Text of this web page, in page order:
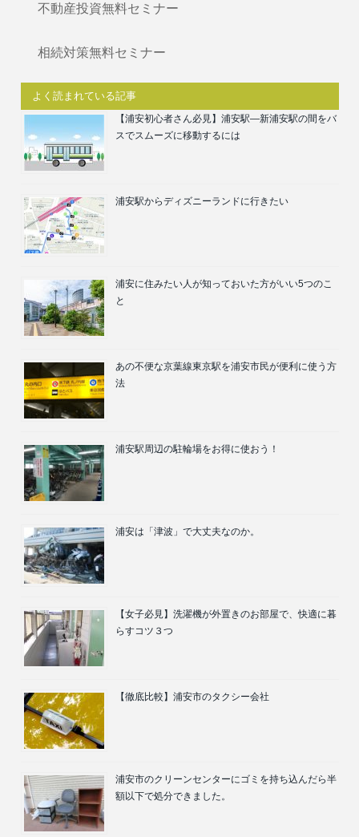
不動産投資無料セミナー
相続対策無料セミナー
よく読まれている記事
【浦安初心者さん必見】浦安駅―新浦安駅の間をバ
スでスムーズに移動するには
浦安駅からディズニーランドに行きたい
浦安に住みたい人が知っておいた方がいい5つのこ
と
あの不便な京葉線東京駅を浦安市民が便利に使う方
法
浦安駅周辺の駐輪場をお得に使おう！
浦安は「津波」で大丈夫なのか。
【女子必見】洗濯機が外置きのお部屋で、快適に暮
らすコツ３つ
【徹底比較】浦安市のタクシー会社
浦安市のクリーンセンターにゴミを持ち込んだら半
額以下で処分できました。